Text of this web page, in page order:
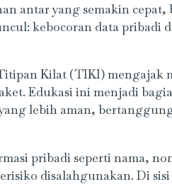
antar yang semakin cepat,
kebocoran data pribadi
Kilat (TIKI) mengajak
Edukasi ini menjadi
lebih aman,
pribadi seperti nama,
disalahgunakan. Di